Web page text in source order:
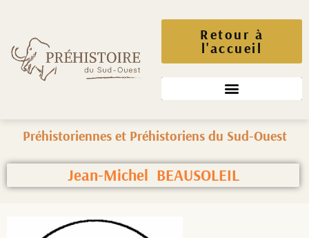
Retour à
l'accueil
Préhistoriennes et Préhistoriens du Sud-Ouest
Jean-Michel BEAUSOLEIL